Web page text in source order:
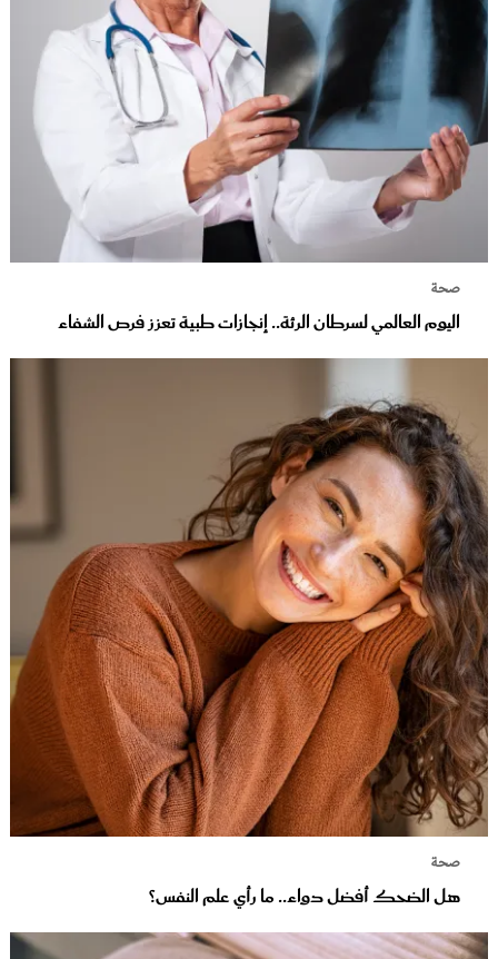
صحة
اليوم العالمي لسرطان الرئة.. إنجازات طبية تعزز فرص الشفاء
صحة
هل الضحك أفضل دواء.. ما رأي علم النفس؟